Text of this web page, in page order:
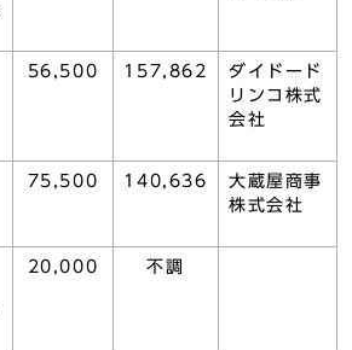
56,500 157,862
ダイドード
リンコ株式
会社
75,500 140,636
大蔵屋商事
株式会社
20,000 不調